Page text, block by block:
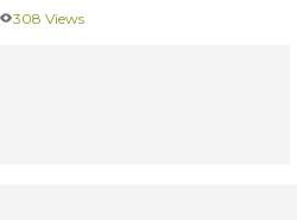
308 Views